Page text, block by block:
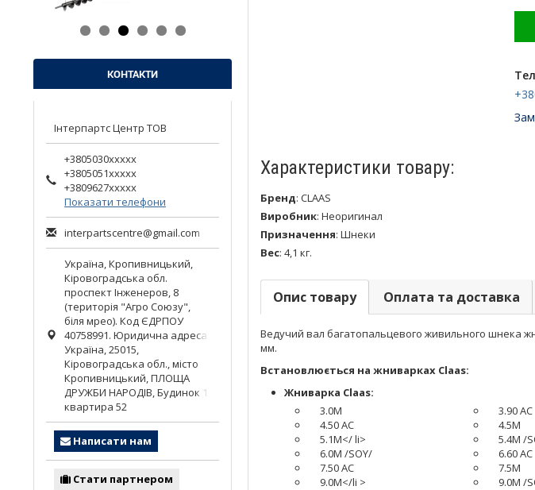
Характеристики товару:
Бренд: CLAAS
Виробник: Неоригинал
Призначення: Шнеки
Вес: 4,1 кг.
Опис товару Оплата та доставка
Ведучий вал багатопальцевого живильного шнека
мм.
Встановлюється на жниварках Claas:
Жниварка Claas:
3.0M
3.90 AC
4.50 AC
4.5M
5.1M</ li>
5.4M /
6.0M /SOY/
6.60 AC
7.50 AC
7.5M
9.0M</li >
9.0M /
КОНТАКТИ
Інтерпартс Центр ТОВ
+3805030xxxxx
+3805051xxxxx
+3809627xxxxx
Показати телефони
interpartscentre@gmail.com
Україна, Кропивницький
Кіровоградська обл.
проспект Інженеров, 8
(територія "Агро Союзу",
біля мрео). Код ЄДРПОУ
40758991. Юридична адреса:
Україна, 25015,
Кіровоградська обл., місто
Кропивницький, ПЛОЩА
ДРУЖБИ НАРОДІВ, Будинок 1,
квартира 52
Написати нам
Стати партнером